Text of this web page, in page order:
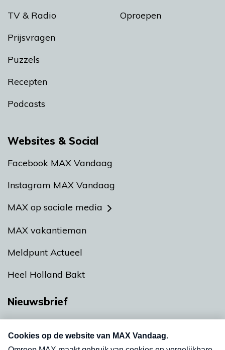
TV & Radio
Prijsvragen
Puzzels
Recepten
Podcasts
Oproepen
Websites & Social
Facebook MAX Vandaag
Instagram MAX Vandaag
MAX op sociale media
MAX vakantieman
Meldpunt Actueel
Heel Holland Bakt
Nieuwsbrief
nieuwsbrief. Elke vrijdag- en dinsdagochtend in
uw mailbox.